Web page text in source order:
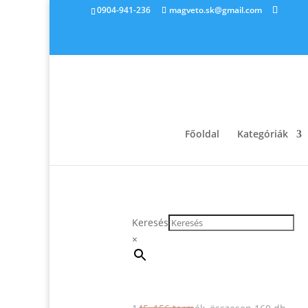
0904-941-236 magveto.sk@gmail.com
Főoldal Kategóriák
Keresés
×